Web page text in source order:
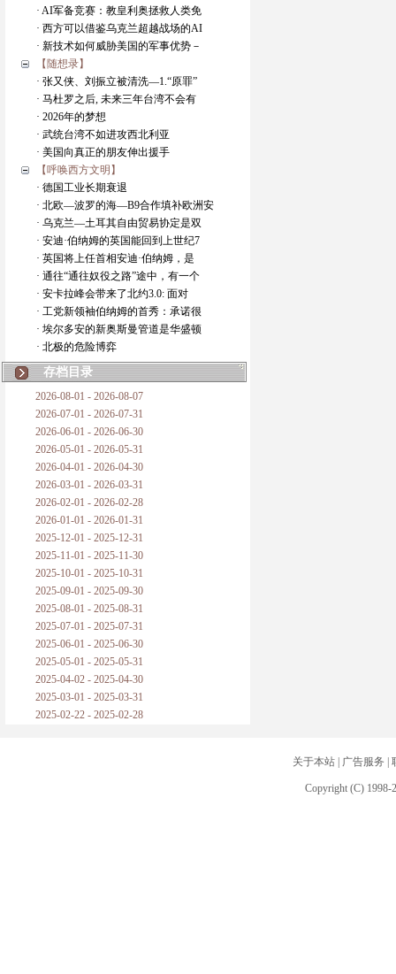
· AI军备竞赛：教皇利奥拯救人类免
· 西方可以借鉴乌克兰超越战场的AI
· 新技术如何威胁美国的军事优势－
【随想录】
· 张又侠、刘振立被清洗―1.“原罪”
· 马杜罗之后, 未来三年台湾不会有
· 2026年的梦想
· 武统台湾不如进攻西北利亚
· 美国向真正的朋友伸出援手
【呼唤西方文明】
· 德国工业长期衰退
· 北欧—波罗的海—B9合作填补欧洲安
· 乌克兰—土耳其自由贸易协定是双
· 安迪·伯纳姆的英国能回到上世纪7
· 英国将上任首相安迪·伯纳姆，是
· 通往“通往奴役之路”途中，有一个
· 安卡拉峰会带来了北约3.0: 面对
· 工党新领袖伯纳姆的首秀：承诺很
· 埃尔多安的新奥斯曼管道是华盛顿
· 北极的危险博弈
存档目录
2026-08-01 - 2026-08-07
2026-07-01 - 2026-07-31
2026-06-01 - 2026-06-30
2026-05-01 - 2026-05-31
2026-04-01 - 2026-04-30
2026-03-01 - 2026-03-31
2026-02-01 - 2026-02-28
2026-01-01 - 2026-01-31
2025-12-01 - 2025-12-31
2025-11-01 - 2025-11-30
2025-10-01 - 2025-10-31
2025-09-01 - 2025-09-30
2025-08-01 - 2025-08-31
2025-07-01 - 2025-07-31
2025-06-01 - 2025-06-30
2025-05-01 - 2025-05-31
2025-04-02 - 2025-04-30
2025-03-01 - 2025-03-31
2025-02-22 - 2025-02-28
关于本站| 广告服务
Copyright (C) 1998-